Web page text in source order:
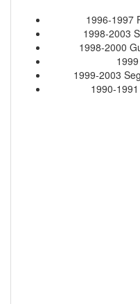
1996-1997
1998-2003
1998-2000
1999-2003
1990-